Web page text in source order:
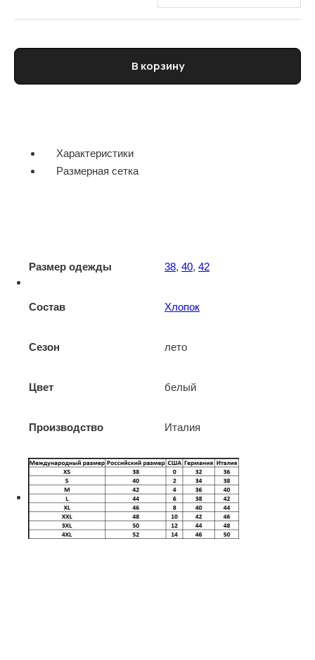
Количество товара Юбка женская ELEH
В корзину
Характеристики
Размерная сетка
Размер одежды 38, 40, 42
Состав Хлопок
Сезон лето
Цвет белый
Производство Италия